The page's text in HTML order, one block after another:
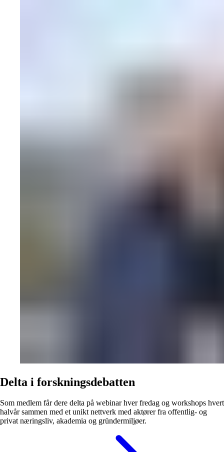
Delta i forskningsdebatten
Som medlem får dere delta på webinar hver fredag og workshops hvert
halvår sammen med et unikt nettverk med aktører fra offentlig- og
privat næringsliv, akademia og gründermiljøer.